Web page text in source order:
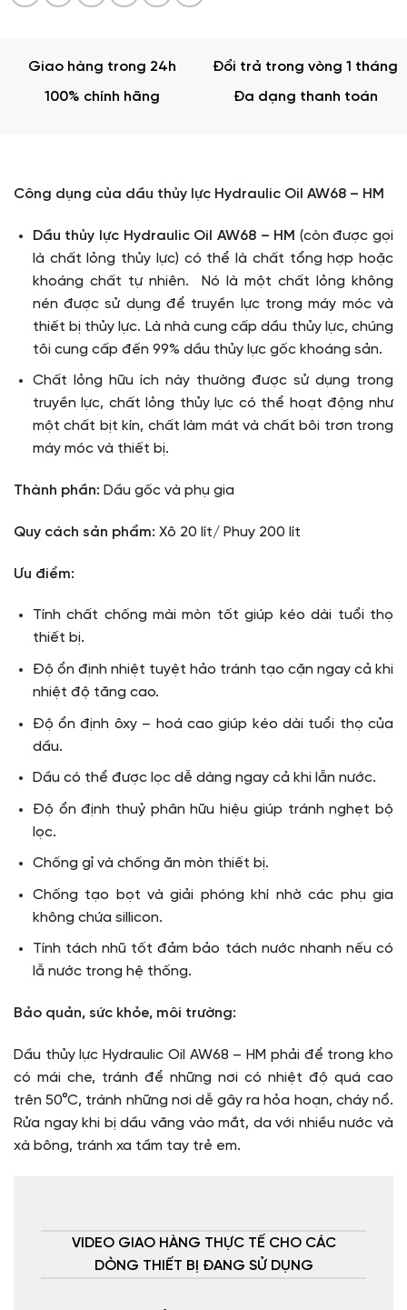
Giao hàng trong 24h
Đổi trả trong vòng 1 tháng
100% chính hãng
Đa dạng thanh toán
Công dụng của dầu thủy lực Hydraulic Oil AW68 – HM
Dầu thủy lực Hydraulic Oil AW68 – HM (còn được gọi
là chất lỏng thủy lực) có thể là chất tổng hợp hoặc
khoáng chất tự nhiên. Nó là một chất lỏng không
nén được sử dụng để truyền lực trong máy móc và
thiết bị thủy lực. Là nhà cung cấp dầu thủy lực, chúng
tôi cung cấp đến 99% dầu thủy lực gốc khoáng sản.
Chất lỏng hữu ích này thường được sử dụng trong
truyền lực, chất lỏng thủy lực có thể hoạt động như
một chất bịt kín, chất làm mát và chất bôi trơn trong
máy móc và thiết bị.
Thành phần: Dầu gốc và phụ gia
Quy cách sản phẩm: Xô 20 lít/ Phuy 200 lít
Ưu điểm:
Tính chất chống mài mòn tốt giúp kéo dài tuổi thọ
thiết bị.
Độ ổn định nhiệt tuyệt hảo tránh tạo cặn ngay cả khi
nhiệt độ tăng cao.
Độ ổn định ôxy – hoá cao giúp kéo dài tuổi thọ của
dầu.
Dầu có thể được lọc dễ dàng ngay cả khi lẫn nước.
Độ ổn định thuỷ phân hữu hiệu giúp tránh nghẹt bộ
lọc.
Chống gỉ và chống ăn mòn thiết bị.
Chống tạo bọt và giải phóng khí nhờ các phụ gia
không chứa sillicon.
Tính tách nhũ tốt đảm bảo tách nước nhanh nếu có
lẫ nước trong hệ thống.
Bảo quản, sức khỏe, môi trường:
Dầu thủy lực Hydraulic Oil AW68 – HM phải để trong kho
có mái che, tránh để những nơi có nhiệt độ quá cao
trên 50°C, tránh những nơi dễ gây ra hỏa hoạn, cháy nổ.
Rửa ngay khi bị dầu văng vào mắt, da với nhiều nước và
xà bông, tránh xa tầm tay trẻ em.
VIDEO GIAO HÀNG THỰC TẾ CHO CÁC
DÒNG THIẾT BỊ ĐANG SỬ DỤNG